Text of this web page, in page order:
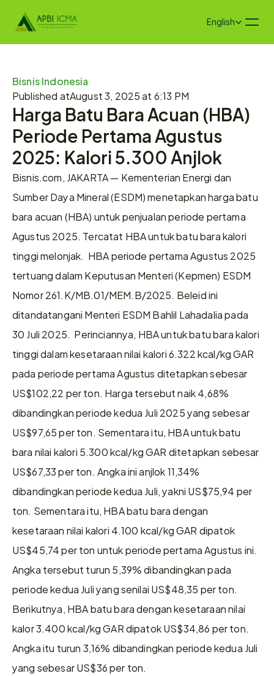
Select Language
English
Bisnis Indonesia
Published atAugust 3, 2025 at 6:13 PM
Harga Batu Bara Acuan (HBA)
Periode Pertama Agustus
2025: Kalori 5.300 Anjlok
Bisnis.com, JAKARTA — Kementerian Energi dan
Sumber Daya Mineral (ESDM) menetapkan harga batu
bara acuan (HBA) untuk penjualan periode pertama
Agustus 2025. Tercatat HBA untuk batu bara kalori
tinggi melonjak.  HBA periode pertama Agustus 2025
tertuang dalam Keputusan Menteri (Kepmen) ESDM
Nomor 261.K/MB.01/MEM.B/2025. Beleid ini
ditandatangani Menteri ESDM Bahlil Lahadalia pada
30 Juli 2025.  Perinciannya, HBA untuk batu bara kalori
tinggi dalam kesetaraan nilai kalori 6.322 kcal/kg GAR
pada periode pertama Agustus ditetapkan sebesar
US$102,22 per ton. Harga tersebut naik 4,68%
dibandingkan periode kedua Juli 2025 yang sebesar
US$97,65 per ton. Sementara itu, HBA untuk batu
bara nilai kalori 5.300 kcal/kg GAR ditetapkan sebesar
US$67,33 per ton. Angka ini anjlok 11,34%
dibandingkan periode kedua Juli, yakni US$75,94 per
ton. Sementara itu, HBA batu bara dengan
kesetaraan nilai kalori 4.100 kcal/kg GAR dipatok
US$45,74 per ton untuk periode pertama Agustus ini.
Angka tersebut turun 5,39% dibandingkan pada
periode kedua Juli yang senilai US$48,35 per ton.
Berikutnya, HBA batu bara dengan kesetaraan nilai
kalor 3.400 kcal/kg GAR dipatok US$34,86 per ton.
Angka itu turun 3,16% dibandingkan periode kedua Juli
yang sebesar US$36 per ton.